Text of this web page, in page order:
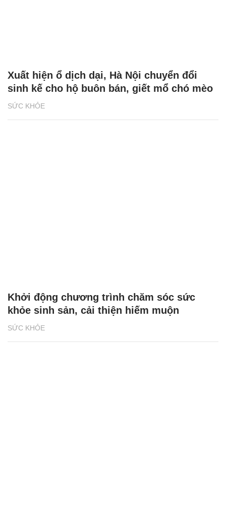
SỨC KHỎE
Xuất hiện ổ dịch dại, Hà Nội chuyển đổi
sinh kế cho hộ buôn bán, giết mổ chó mèo
SỨC KHỎE
Khởi động chương trình chăm sóc sức
khỏe sinh sản, cải thiện hiếm muộn